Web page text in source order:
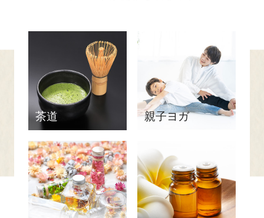
茶道 親子ヨガ